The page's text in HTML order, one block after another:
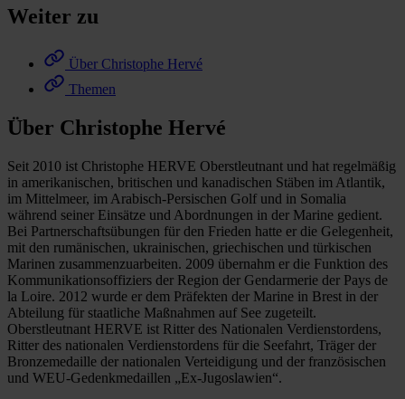
Weiter zu
Über Christophe Hervé
Themen
Über Christophe Hervé
Seit 2010 ist Christophe HERVE Oberstleutnant und hat regelmäßig
in amerikanischen, britischen und kanadischen Stäben im Atlantik,
im Mittelmeer, im Arabisch-Persischen Golf und in Somalia
während seiner Einsätze und Abordnungen in der Marine gedient.
Bei Partnerschaftsübungen für den Frieden hatte er die Gelegenheit,
mit den rumänischen, ukrainischen, griechischen und türkischen
Marinen zusammenzuarbeiten. 2009 übernahm er die Funktion des
Kommunikationsoffiziers der Region der Gendarmerie der Pays de
la Loire. 2012 wurde er dem Präfekten der Marine in Brest in der
Abteilung für staatliche Maßnahmen auf See zugeteilt.
Oberstleutnant HERVE ist Ritter des Nationalen Verdienstordens,
Ritter des nationalen Verdienstordens für die Seefahrt, Träger der
Bronzemedaille der nationalen Verteidigung und der französischen
und WEU-Gedenkmedaillen „Ex-Jugoslawien“.